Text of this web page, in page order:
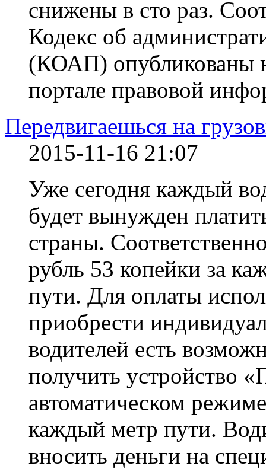
снижены в сто раз.
Кодекс об
(КОАП) опубликованы
портале правовой
Передвигаешься на
2015-11-16 21:07
Уже сегодня каждый
будет вынужден
страны.
рубль 53 копейки за
пути. Для оплаты
приобрести
водителей есть
получить устройство
автоматическом
каждый метр пути.
вносить деньги на